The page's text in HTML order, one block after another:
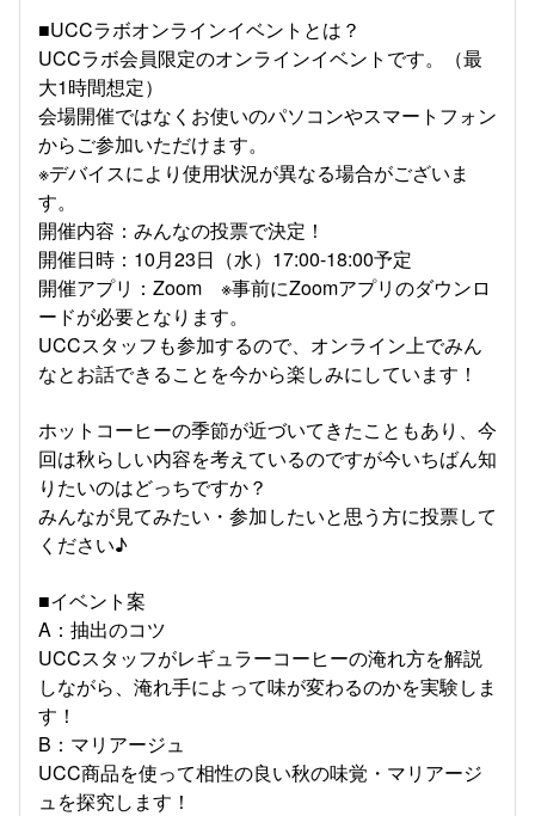
■UCCラボオンラインイベントとは？
UCCラボ会員限定のオンラインイベントです。（最
大1時間想定）
会場開催ではなくお使いのパソコンやスマートフォン
からご参加いただけます。
※デバイスにより使用状況が異なる場合がございま
す。
開催内容：みんなの投票で決定！
開催日時：10月23日（水）17:00-18:00予定
開催アプリ：Zoom ※事前にZoomアプリのダウンロ
ードが必要となります。
UCCスタッフも参加するので、オンライン上でみん
なとお話できることを今から楽しみにしています！
ホットコーヒーの季節が近づいてきたこともあり、今
回は秋らしい内容を考えているのですが今いちばん知
りたいのはどっちですか？
みんなが見てみたい・参加したいと思う方に投票して
ください♪
■イベント案
A：抽出のコツ
UCCスタッフがレギュラーコーヒーの淹れ方を解説
しながら、淹れ手によって味が変わるのかを実験しま
す！
B：マリアージュ
UCC商品を使って相性の良い秋の味覚・マリアージ
ュを探究します！